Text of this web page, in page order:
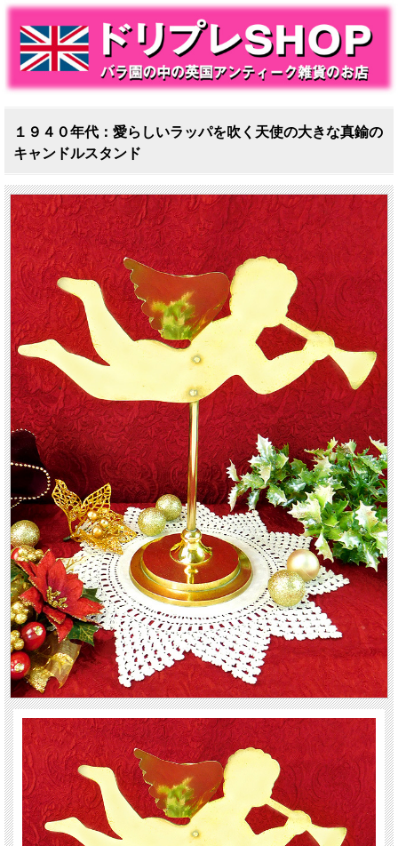
１９４０年代：愛らしいラッパを吹く天使の大きな真鍮の
キャンドルスタンド